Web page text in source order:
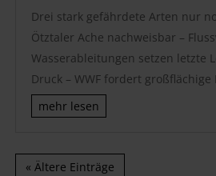
Drei stark gefährdete Arten nur
Ötztaler Ache nachweisbar –
Wasserableitungen setzen letzte
Druck – WWF fordert
mehr lesen
« Ältere Einträge